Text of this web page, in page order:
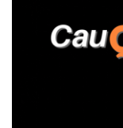
trabajadores, el edil
confrontación, la
suelo y agredido con